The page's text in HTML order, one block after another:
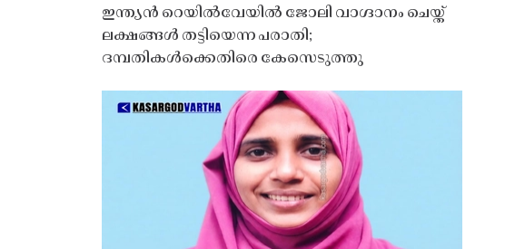
ഇന്ത്യൻ റെയിൽവേയിൽ ജോലി വാഗ്ദാനം ചെയ്ത്
ലക്ഷങ്ങൾ തട്ടിയെന്ന പരാതി;
ദമ്പതികൾക്കെതിരെ കേസെടുത്തു